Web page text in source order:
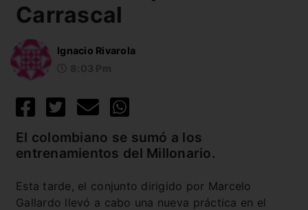
Carrascal
Ignacio Rivarola
El colombiano se sumó a los
entrenamientos del Millonario.
Esta tarde, el conjunto dirigido por Marcelo
Gallardo llevó a cabo una nueva práctica en el